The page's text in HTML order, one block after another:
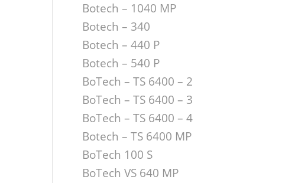
Botech – 1040 MP
Botech – 340
Botech – 440 P
Botech – 540 P
BoTech – TS 6400 – 2
BoTech – TS 6400 – 3
BoTech – TS 6400 – 4
Botech – TS 6400 MP
BoTech 100 S
BoTech VS 640 MP